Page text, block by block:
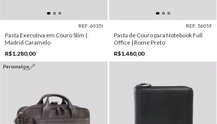
REF: 6035I
Pasta Executiva em Couro Slim |
Madrid Caramelo
R$1.280,00
REF: 5605F
Pasta de Couro para Notebook Full
Office | Rome Preto
R$1.480,00
Personalize